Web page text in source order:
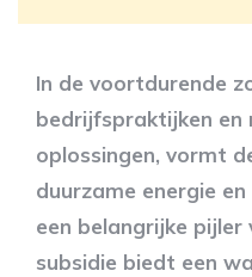
In de voortdurende
bedrijfspraktijken en
oplossingen, vormt
duurzame energie
een belangrijke pijler
subsidie biedt een